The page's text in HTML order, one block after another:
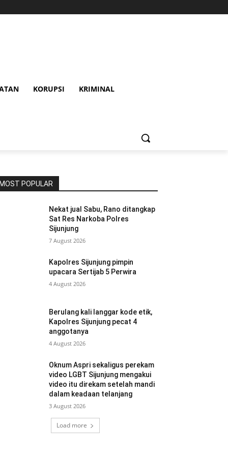
KORUPSI KRIMINAL
MOST POPULAR
Nekat jual Sabu, Rano ditangkap
Sat Res Narkoba Polres
Sijunjung
7 August 2026
Kapolres Sijunjung pimpin
upacara Sertijab 5 Perwira
4 August 2026
Berulang kali langgar kode etik,
Kapolres Sijunjung pecat 4
anggotanya
4 August 2026
Oknum Aspri sekaligus perekam
video LGBT Sijunjung mengakui
video itu direkam setelah mandi
dalam keadaan telanjang
3 August 2026
Load more